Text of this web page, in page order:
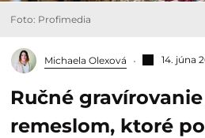
Foto: Profimedia
Michaela Olexová 14. júna
Ručné
remeslom, ktoré